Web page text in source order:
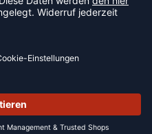
BIS ZU 65%
US